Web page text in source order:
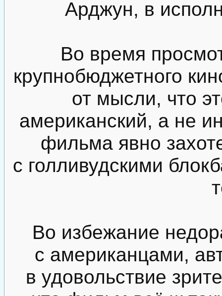
Арджун, в
Во время
крупнобюджетного
от мысли, что
американский, а не
фильма явно
с голливудскими
Во избежание
с американцами,
в удовольствие